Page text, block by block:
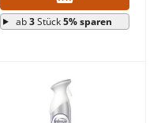
ab3Stück5% sparen